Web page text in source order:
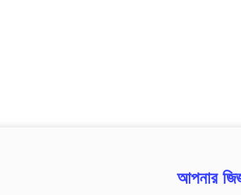
আপনার